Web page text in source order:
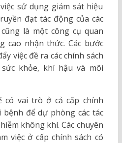
sử dụng giám sát hiệu
đạt tác động của các
là một công cụ quan
cao nhận thức. Các bước
việc đề ra các chính sách
khỏe, khí hậu và môi
có vai trò ở cả cấp chính
để dự phòng các tác
không khí. Các chuyên
việc ở cấp chính sách có